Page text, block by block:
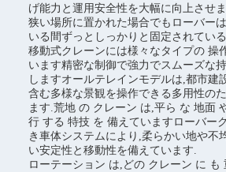
げ能力と運用安全性を大幅に向上させ
狭い場所に置かれた場合でもローバー
いる間ずっとしっかりと固定されてい
移動式クレーンには様々なタイプの 操
います精密な制御で強力でスムーズな
しますオールテレインモデルは,都市建
含む多様な景観を操作できる多用性の
ます.荒地 の クレーン は,平ら な 地面
行 する 特技 を 備えていますローバー
き車体システムにより,柔らかい地や不
い安定性と移動性を備えています.
ローテーション は,どの クレーン に も